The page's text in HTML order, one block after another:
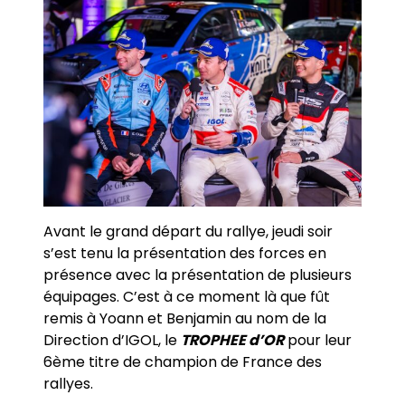
Avant le grand départ du rallye, jeudi soir
s’est tenu la présentation des forces en
présence avec la présentation de plusieurs
équipages. C’est à ce moment là que fût
remis à Yoann et Benjamin au nom de la
Direction d’IGOL, le TROPHEE d’ORpour leur
6ème titre de champion de France des
rallyes.